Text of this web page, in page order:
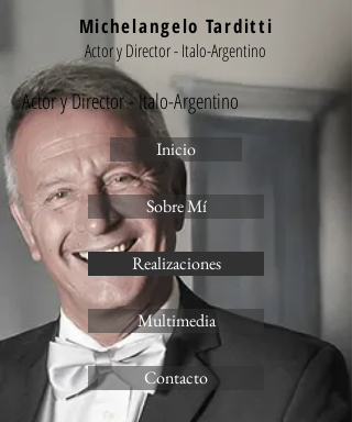
Michelangelo Tarditti
Actor y Director - Italo-Argentino
Actor y Director - Italo-Argentino
Inicio
Sobre Mí
Realizaciones
Multimedia
Contacto